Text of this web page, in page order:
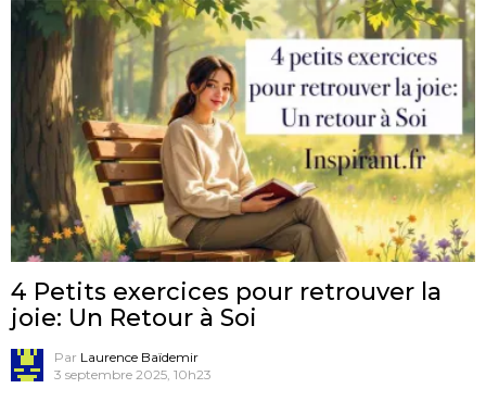
4 Petits exercices pour retrouver la
joie: Un Retour à Soi
Par Laurence Baïdemir
3 septembre 2025, 10h23